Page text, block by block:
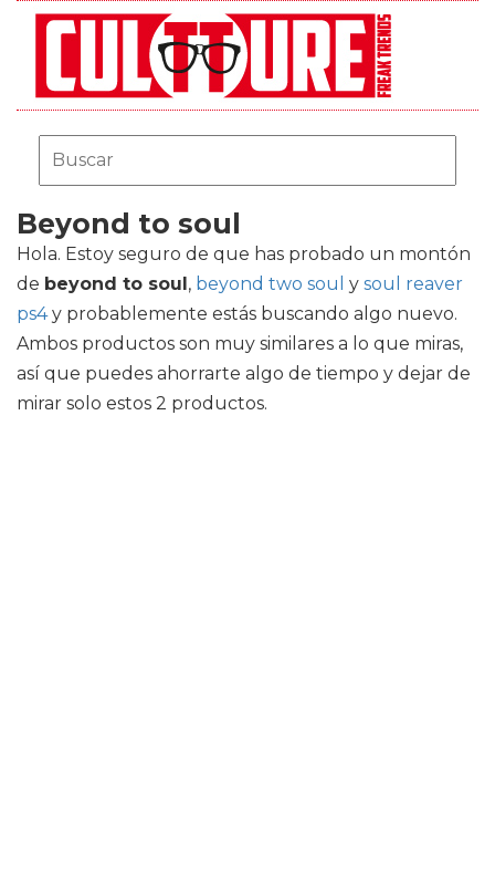
Beyond to soul
Hola. Estoy seguro de que has probado un montón
de beyond to soul, beyond two soul y soul reaver
ps4y probablemente estás buscando algo nuevo.
Ambos productos son muy similares a lo que miras,
así que puedes ahorrarte algo de tiempo y dejar de
mirar solo estos 2 productos.